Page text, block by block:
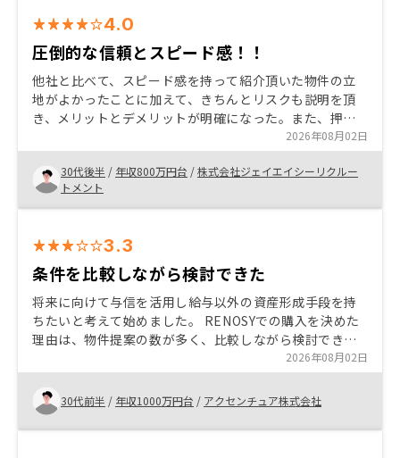
4.0
圧倒的な信頼とスピード感！！
他社と比べて、スピード感を持って紹介頂いた物件の立
地がよかったことに加えて、きちんとリスクも説明を頂
き、メリットとデメリットが明確になった。また、押し
売りもなく担当者自身も物件を持っていることから、今
後購入を考える上で参考になりました。
2026年08月02日
30代後半 / 年収800万円台 /株式会社ジェイエイシーリクルー
トメント
3.3
条件を比較しながら検討できた
将来に向けて与信を活用し給与以外の資産形成手段を持
ちたいと考えて始めました。 RENOSYでの購入を決めた
理由は、物件提案の数が多く、比較しながら検討できた
ことに加え、担当者が条件面や管理プランについてこち
らの懸念に合わせて調整・説明してくれたためです。
2026年08月02日
30代前半 / 年収1000万円台 / アクセンチュア株式会社